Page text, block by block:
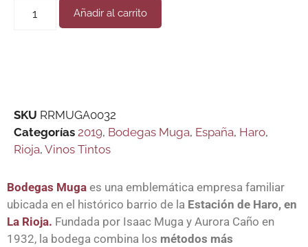
Añadir al carrito
SKU RRMUGA0032
Categorías 2019, Bodegas Muga, España, Haro,
Rioja, Vinos Tintos
Bodegas Muga es una emblemática empresa familiar
ubicada en el histórico barrio de la Estación de Haro, en
La Rioja. Fundada por Isaac Muga y Aurora Caño en
1932, la bodega combina los métodos más